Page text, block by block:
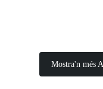
Mostra'n més